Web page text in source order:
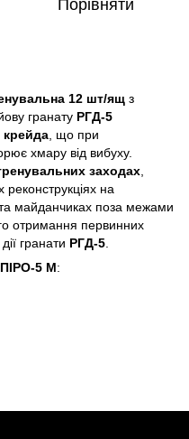
Порівняти
12 шт/ящ з
гранату РГД-5
, що при
хмару від вибуху.
заходах
реконструкціях на
та майданчиках поза межами
отримання первинних
гранати РГД-5
5 М: